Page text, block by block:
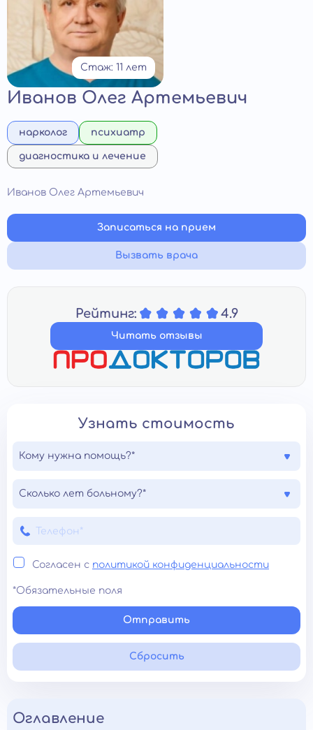
Стаж: 11 лет
Иванов Олег Артемьевич
нарколог психиатр
диагностика и лечение
Иванов Олег Артемьевич
Записаться на прием
Вызвать врача
Рейтинг: 4.9
Читать отзывы
Узнать стоимость
Кому нужна помощь?*
Сколько лет больному?*
Согласен с политикой конфиденциальности
*Обязательные поля
Отправить
Сбросить
Оглавление